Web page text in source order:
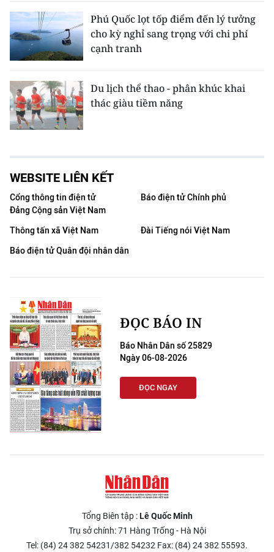
Phú Quốc lọt tốp điểm đến lý tưởng
cho kỳ nghỉ sang trọng với chi phí
cạnh tranh
Du lịch thể thao - phân khúc khai
thác giàu tiềm năng
WEBSITE LIÊN KẾT
Cổng thông tin điện tử
Đảng Cộng sản Việt Nam
Báo điện tử Chính phủ
Thông tấn xã Việt Nam
Đài Tiếng nói Việt Nam
Báo điện tử Quân đội nhân dân
ĐỌC BÁO IN
Báo Nhân Dân số 25829
Ngày 06-08-2026
ĐỌC NGAY
Tổng Biên tập :Lê Quốc Minh
Trụ sở chính: 71 Hàng Trống - Hà Nội
Tel: (84) 24 382 54231/382 54232 Fax: (84) 24 382 55593.